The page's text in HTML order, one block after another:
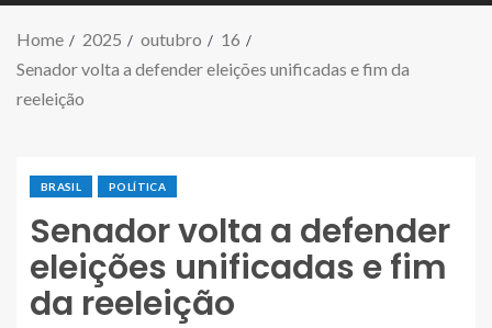
Home 2025 outubro
16
Senador volta a defender eleições unificadas e fim da
reeleição
BRASIL POLÍTICA
Senador volta a defender
eleições unificadas e fim
da reeleição